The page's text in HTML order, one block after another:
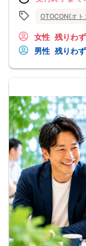
OTOCON(オト
女性 残りわ
男性 残りわ